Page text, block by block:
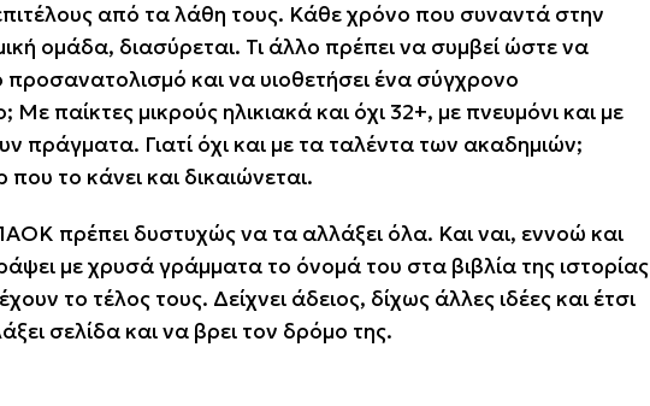
από τα λάθη τους. Κάθε χρόνο που συναντά στην
ομάδα, διασύρεται. Τι άλλο πρέπει να συμβεί ώστε να
και να υιοθετήσει ένα σύγχρονο
παίκτες μικρούς ηλικιακά και όχι 32+, με πνευμόνι και με
πράγματα. Γιατί όχι και με τα ταλέντα των ακαδημιών;
το κάνει και δικαιώνεται.
πρέπει δυστυχώς να τα αλλάξει όλα. Και ναι, εννοώ και
με χρυσά γράμματα το όνομά του στα βιβλία της ιστορίας
το τέλος τους. Δείχνει άδειος, δίχως άλλες ιδέες και έτσι
σελίδα και να βρει τον δρόμο της.